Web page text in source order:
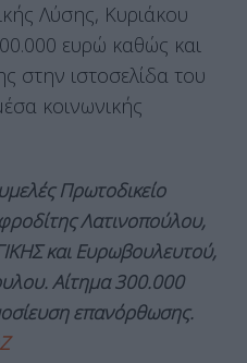
Λύσης, Κυριάκου
ευρώ καθώς και
στην ιστοσελίδα του
κοινωνικής
Πρωτοδικείο
Λατινοπούλου,
και Ευρωβουλευτού,
Αίτημα 300.000
επανόρθωσης.